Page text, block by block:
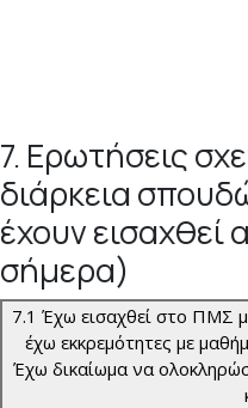
7. Ερωτήσεις
διάρκεια
έχουν εισαχθεί
σήμερα)
7.1 Έχω εισαχθεί στο ΠΜΣ
έχω εκκρεμότητες με
Έχω δικαίωμα να